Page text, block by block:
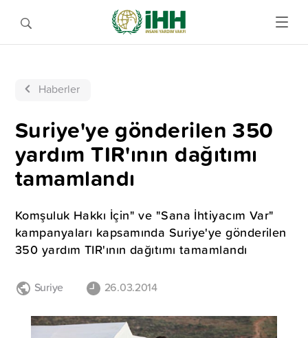
Haberler
Suriye'ye gönderilen 350
yardım TIR'ının dağıtımı
tamamlandı
Komşuluk Hakkı İçin" ve "Sana İhtiyacım Var"
kampanyaları kapsamında Suriye'ye gönderilen
350 yardım TIR'ının dağıtımı tamamlandı
Suriye 26.03.2014